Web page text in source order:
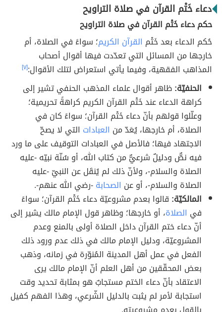
دعاء خَتْم القرآن في صلاة التراويح
حكم دعاء خَتْم القرآن في صلاة التراويح
حُكم الدعاء بعد خَتْم القرآن الكريم؛ سواءً في الصلاة، أم
خارجها من المسائل التي تعدّدت فيها أقوال أصحاب
المذاهب الفقهية، وفيما يأتي استعراض لتلك الأقوال:[٧]
الحنفيّة:ظاهر أقوال علماء المذهب الحنفي تشير إلى
كراهة الدعاء عند خَتْم القرآن الكريم كراهةً تحريمية؛
وعلّلوا قولهم بأنّ دعاء خَتْم القرآن؛ سواءً كان في
الصلاة، أم خارجها، يُعَدّ من العبادات التي لا يصحّ
الاجتهاد فيها؛ فالأصل في العبادات التوقيف على ما ورد
فيه نصٌّ ودليلٌ شرعيٌّ من كتاب الله، أو سُنّة نبيّه -عليه
الصلاة والسلام-، ولأنّ ذلك لم يُنقَل عن النبيّ -عليه
الصلاة والسلام-، أو عن الصحابة-رضي الله عنهم-.
المالكيّة: قالوا بعدم مشروعيّة دعاء خَتْم القرآن؛ سواءً
في الصلاة، أو خارجها؛ وظاهر قول الإمام مالك يشير إلى
أنّ دعاء ختم القرآن داخل الصلاة أولى بالمنع وعدم
المشروعيّة، ودليل الإمام مالك في ذلك عدم ورود ذلك
الفعل في عمل أهل المدينة المُنوّرة في زمانه، وذهب
بعض المحقّقين من أهل العلم أنّ الإمام مالك يرى
الاعتقاد بأنّ دعاء الختم مستجابٌ هو بمثابة تحديد وقت
استجابة لأمر لم يثبت بالدليل الشّرعي، وهذا الفهم كفيل